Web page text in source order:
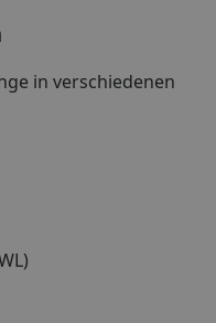
in verschiedenen